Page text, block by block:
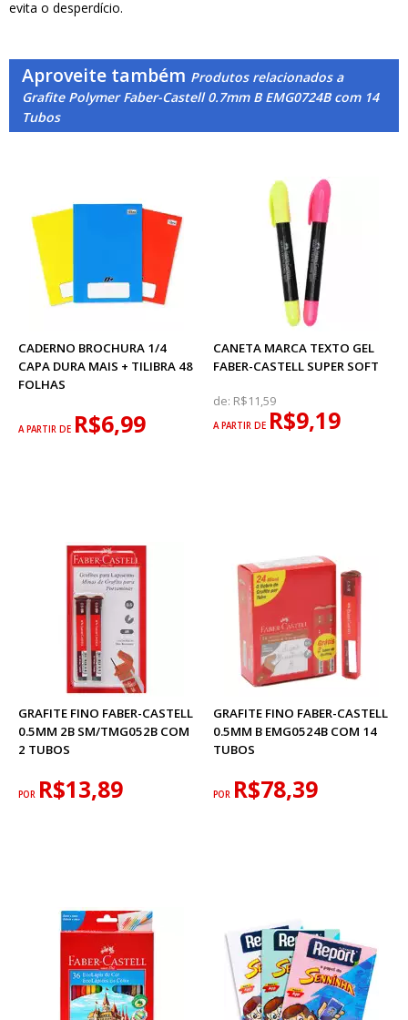
evita o desperdício.
Aproveite também Produtos relacionados a
Grafite Polymer Faber-Castell 0.7mm B EMG0724B com 14
Tubos
CADERNO BROCHURA 1/4
CAPA DURA MAIS + TILIBRA 48
FOLHAS
A PARTIR DE R$6,99
CANETA MARCA TEXTO GEL
FABER-CASTELL SUPER SOFT
de: R$11,59
A PARTIR DE R$9,19
GRAFITE FINO FABER-CASTELL
0.5MM 2B SM/TMG052B COM
2 TUBOS
POR R$13,89
GRAFITE FINO FABER-CASTELL
0.5MM B EMG0524B COM 14
TUBOS
POR R$78,39